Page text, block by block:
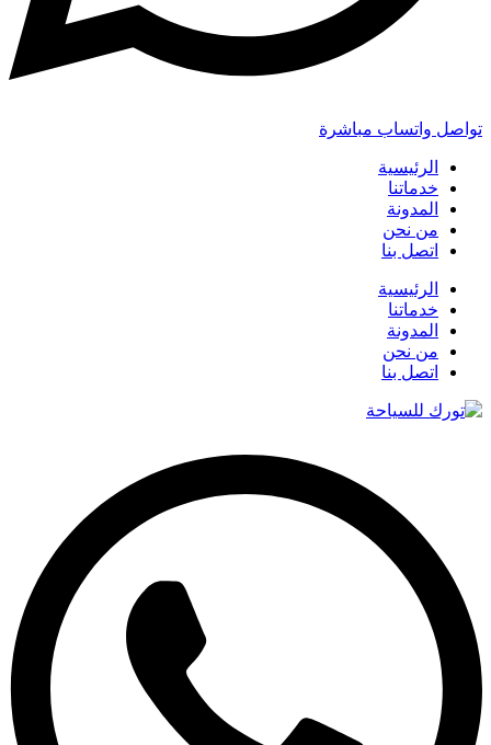
تواصل واتساب مباشرة
الرئيسية
خدماتنا
المدونة
من نحن
اتصل بنا
الرئيسية
خدماتنا
المدونة
من نحن
اتصل بنا